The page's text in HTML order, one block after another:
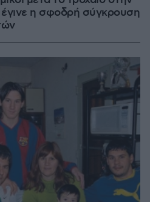
η σφοδρή σύγκρουση